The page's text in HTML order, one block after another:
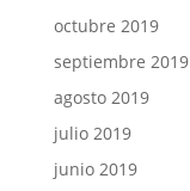
octubre 2019
septiembre 2019
agosto 2019
julio 2019
junio 2019